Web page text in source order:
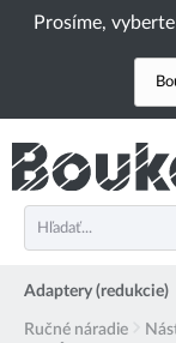
Prosíme,
Adaptery (redukcie)
Ručné náradie